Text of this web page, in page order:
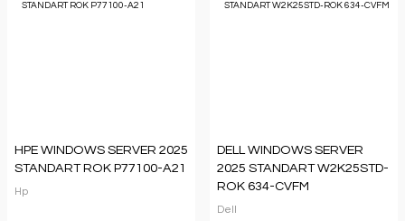
HPE WINDOWS SERVER 2025
STANDART ROK P77100-A21
Hp
DELL WINDOWS SERVER
2025 STANDART W2K25STD-
ROK 634-CVFM
Dell